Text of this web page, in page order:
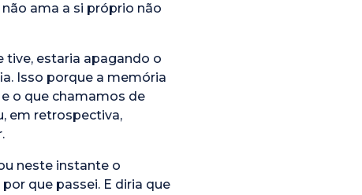
ama a si próprio não
tive, estaria apagando o
Isso porque a memória
o que chamamos de
em retrospectiva,
neste instante o
que passei. E diria que